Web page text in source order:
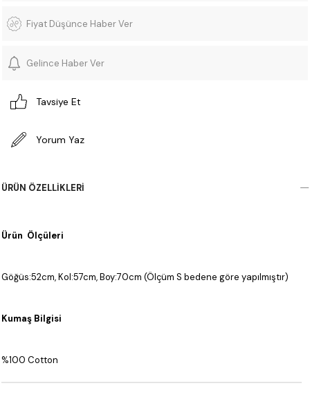
Fiyat Düşünce Haber Ver
Gelince Haber Ver
Tavsiye Et
Yorum Yaz
ÜRÜN ÖZELLIKLERI
Ürün Ölçüleri
Göğüs:52cm, Kol:57cm, Boy:70cm (Ölçüm S bedene göre yapılmıştır)
Kumaş Bilgisi
%100 Cotton